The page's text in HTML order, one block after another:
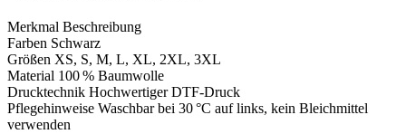
Merkmal Beschreibung
Farben Schwarz
Größen XS, S, M, L, XL, 2XL, 3XL
Material 100 % Baumwolle
Drucktechnik Hochwertiger DTF-Druck
Pflegehinweise Waschbar bei 30 °C auf links, kein Bleichmittel
verwenden